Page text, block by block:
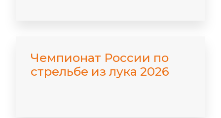
Чемпионат России по
стрельбе из лука 2026